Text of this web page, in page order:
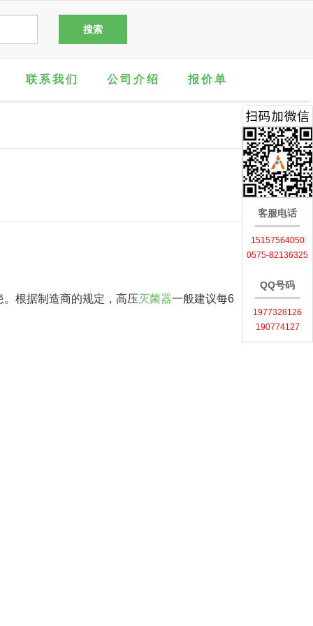
联系我们 公司介绍 报价单
根据制造商的规定，高压灭菌器一般建议每6
客服电话
15157564050
0575-82136325
QQ号码
1977328126
190774127